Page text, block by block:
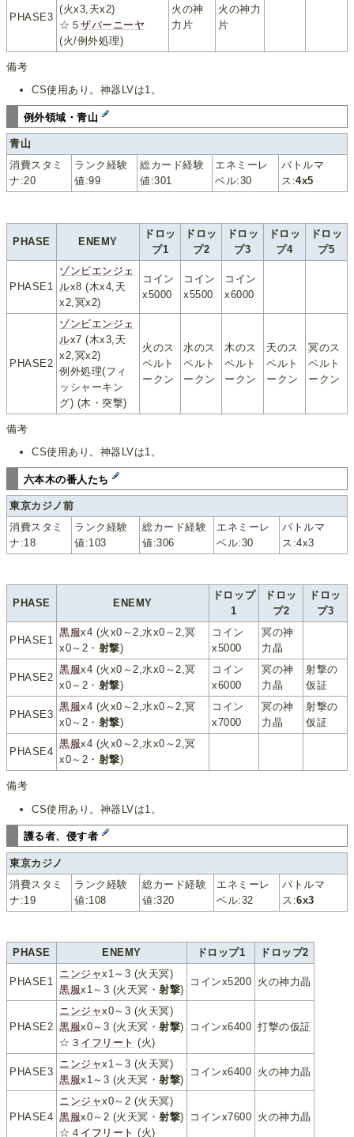
PHASE3
(火x3,天x2)
☆５ザバーニーヤ
(火/例外処理)
火の神
力片
火の神力
片
備考
CS使用あり。神器LVは1。
例外領域・青山
青山
消費スタミ
ナ:20
ランク経験
値:99
総カード経験
値:301
エネミーレ
ベル:30
バトルマ
ス:4x5
PHASE ENEMY
ドロッ
プ1
ドロッ
プ2
ドロッ
プ3
ドロッ
プ4
ドロッ
プ5
PHASE1
ゾンビエンジェ
ルx8 (木x4,天
x2,冥x2)
コイン
x5000
コイン
x5500
コイン
x6000
PHASE2
ゾンビエンジェ
ルx7 (木x3,天
x2,冥x2)
例外処理(フィ
ッシャーキン
グ) (木・突撃)
火のス
ペルト
ークン
水のス
ペルト
ークン
木のス
ペルト
ークン
天のス
ペルト
ークン
冥のス
ペルト
ークン
備考
CS使用あり。神器LVは1。
六本木の番人たち
東京カジノ前
消費スタミ
ナ:18
ランク経験
値:103
総カード経験
値:306
エネミーレ
ベル:30
バトルマ
ス:4x3
PHASE ENEMY
ドロップ
1
ドロッ
プ2
ドロッ
プ3
PHASE1
黒服x4 (火x0～2,水x0～2,冥
x0～2・ 射撃)
コイン
x5000
冥の神
力晶
PHASE2
黒服x4 (火x0～2,水x0～2,冥
x0～2・ 射撃)
コイン
x6000
冥の神
力晶
射撃の
仮証
PHASE3
黒服x4 (火x0～2,水x0～2,冥
x0～2・ 射撃)
コイン
x7000
冥の神
力晶
射撃の
仮証
PHASE4
黒服x4 (火x0～2,水x0～2,冥
x0～2・ 射撃)
備考
CS使用あり。神器LVは1。
護る者、侵す者
東京カジノ
消費スタミ
ナ:19
ランク経験
値:108
総カード経験
値:320
エネミーレ
ベル:32
バトルマ
ス:6x3
PHASE ENEMY ドロップ1 ドロップ2
PHASE1
ニンジャx1～3 (火天冥)
黒服x1～3 (火天冥・射撃)
コインx5200 火の神力晶
PHASE2
ニンジャx0～3 (火天冥)
黒服x0～3 (火天冥・射撃)
☆３ イフリート (火)
コインx6400 打撃の仮証
PHASE3
ニンジャx1～3 (火天冥)
黒服x1～3 (火天冥・射撃)
コインx6400 火の神力晶
PHASE4
ニンジャx0～2 (火天冥)
黒服x0～2 (火天冥・射撃)
☆４ イフリート (火)
コインx7600 火の神力晶